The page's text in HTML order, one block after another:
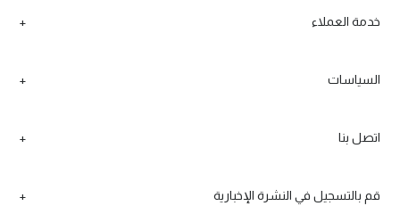
خدمة العملاء
السياسات
اتصل بنا
قم بالتسجيل في النشرة الإخبارية